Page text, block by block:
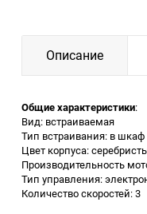
Измерительное
оборудование
Заточные станки
Дровоколы
Грузоподъемное
оборудование
Описание
Общие характеристики:
Вид: встраиваемая
Тип встраивания: в шкаф
Цвет корпуса:
Производительность
Тип управления:
Количество скоростей: 3